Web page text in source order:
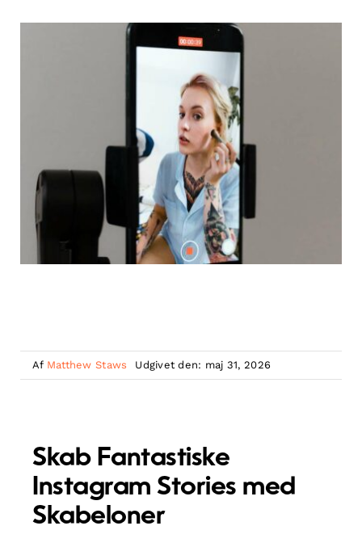
Af Matthew Staws Udgivet den: maj 31, 2026
Skab Fantastiske
Instagram Stories med
Skabeloner